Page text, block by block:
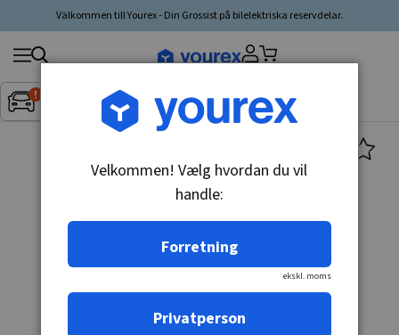
Välkommen till Yourex - Din Grossist på bilelektriska reservdelar.
Inget fordon valt▼
Søg
produkt,
producent,
Velkommen! Vælg hvordan du vil
handle:
Forretning
ekskl. moms
Privatperson